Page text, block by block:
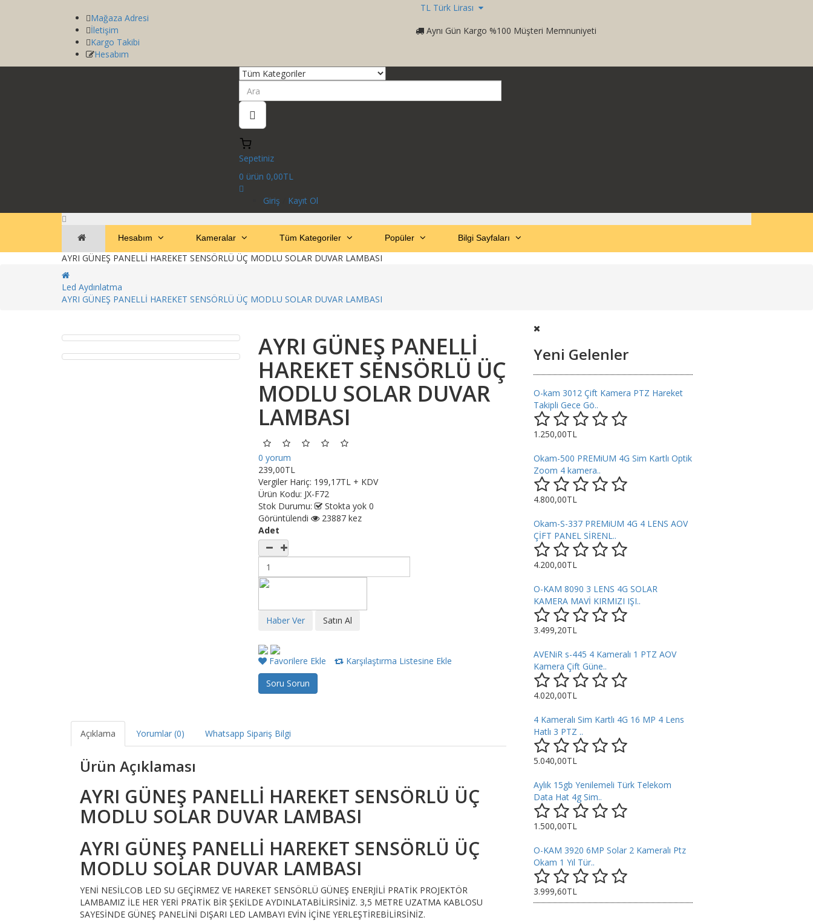
Mağaza Adresi
İletişim
Kargo Takibi
Hesabım
Aynı Gün Kargo %100 Müşteri Memnuniyeti
Sepetiniz
0 ürün 0,00TL
Giriş Kayıt Ol
Hesabım Kameralar Tüm Kategoriler Popüler Bilgi Sayfaları
AYRI GÜNEŞ PANELLİ HAREKET SENSÖRLÜ ÜÇ MODLU SOLAR DUVAR LAMBASI
Led Aydınlatma
AYRI GÜNEŞ PANELLİ HAREKET SENSÖRLÜ ÜÇ MODLU SOLAR DUVAR LAMBASI
AYRI GÜNEŞ PANELLİ
HAREKET SENSÖRLÜ ÜÇ
MODLU SOLAR DUVAR
LAMBASI
0 yorum
239,00TL
Vergiler Hariç: 199,17TL + KDV
Ürün Kodu: JX-F72
Stok Durumu:
Stokta yok 0
Görüntülendi
23887 kez
Adet
Favorilere Ekle
Karşılaştırma Listesine Ekle
Soru Sorun
Açıklama Yorumlar (0) Whatsapp Sipariş Bilgi
Ürün Açıklaması
AYRI GÜNEŞ PANELLİ HAREKET SENSÖRLÜ ÜÇ
MODLU SOLAR DUVAR LAMBASI
AYRI GÜNEŞ PANELLİ HAREKET SENSÖRLÜ ÜÇ
MODLU SOLAR DUVAR LAMBASI
YENİ NESİLCOB LED SU GEÇİRMEZ VE HAREKET SENSÖRLÜ GÜNEŞ ENERJİLİ PRATİK PROJEKTÖR
LAMBAMIZ İLE HER YERİ PRATİK BİR ŞEKİLDE AYDINLATABİLİRSİNİZ. 3,5 METRE UZATMA KABLOSU
SAYESİNDE GÜNEŞ PANELİNİ DIŞARI LED LAMBAYI EVİN İÇİNE YERLEŞTİREBİLİRSİNİZ.
Yeni Gelenler
O-kam 3012 Çift Kamera PTZ Hareket
Takipli Gece Gö..
1.250,00TL
Okam-500 PREMiUM 4G Sim Kartlı Optik
Zoom 4 kamera..
4.800,00TL
Okam-S-337 PREMiUM 4G 4 LENS AOV
ÇİFT PANEL SİRENL..
4.200,00TL
O-KAM 8090 3 LENS 4G SOLAR
KAMERA MAVİ KIRMIZI IŞI..
3.499,20TL
AVENiR s-445 4 Kameralı 1 PTZ AOV
Kamera Çift Güne..
4.020,00TL
4 Kameralı Sim Kartlı 4G 16 MP 4 Lens
Hatlı 3 PTZ ..
5.040,00TL
Aylık 15gb Yenilemeli Türk Telekom
Data Hat 4g Sim..
1.500,00TL
O-KAM 3920 6MP Solar 2 Kameralı Ptz
Okam 1 Yıl Tür..
3.999,60TL